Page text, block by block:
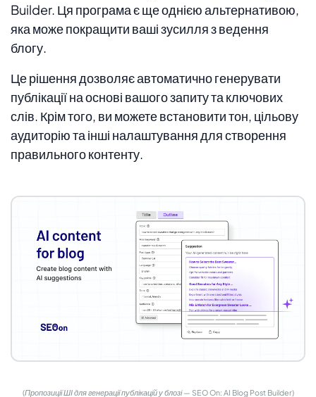
Builder. Ця програма є ще однією альтернативою,
яка може покращити ваші зусилля з ведення
блогу.
Це рішення дозволяє автоматично генерувати
публікації на основі вашого запиту та ключових
слів. Крім того, ви можете встановити тон, цільову
аудиторію та інші налаштування для створення
правильного контенту.
(Пропозиції ШІ для генерації публікацій у блозі — SEO On: AI Blog Post Builder)